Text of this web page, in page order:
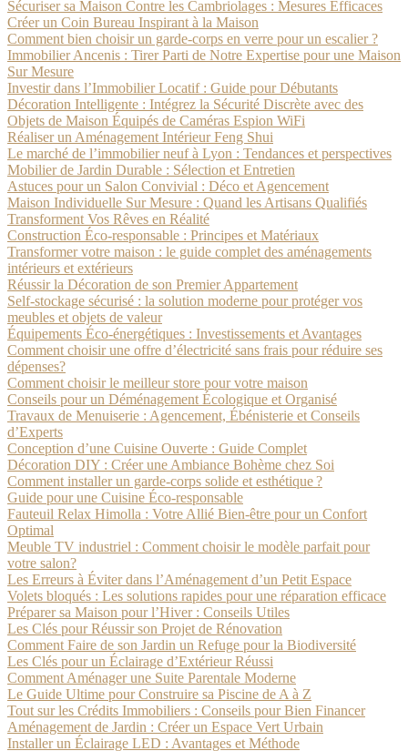
Sécuriser sa Maison Contre les Cambriolages : Mesures Efficaces
Créer un Coin Bureau Inspirant à la Maison
Comment bien choisir un garde-corps en verre pour un escalier ?
Immobilier Ancenis : Tirer Parti de Notre Expertise pour une Maison
Sur Mesure
Investir dans l’Immobilier Locatif : Guide pour Débutants
Décoration Intelligente : Intégrez la Sécurité Discrète avec des
Objets de Maison Équipés de Caméras Espion WiFi
Réaliser un Aménagement Intérieur Feng Shui
Le marché de l’immobilier neuf à Lyon : Tendances et perspectives
Mobilier de Jardin Durable : Sélection et Entretien
Astuces pour un Salon Convivial : Déco et Agencement
Maison Individuelle Sur Mesure : Quand les Artisans Qualifiés
Transforment Vos Rêves en Réalité
Construction Éco-responsable : Principes et Matériaux
Transformer votre maison : le guide complet des aménagements
intérieurs et extérieurs
Réussir la Décoration de son Premier Appartement
Self-stockage sécurisé : la solution moderne pour protéger vos
meubles et objets de valeur
Équipements Éco-énergétiques : Investissements et Avantages
Comment choisir une offre d’électricité sans frais pour réduire ses
dépenses?
Comment choisir le meilleur store pour votre maison
Conseils pour un Déménagement Écologique et Organisé
Travaux de Menuiserie : Agencement, Ébénisterie et Conseils
d’Experts
Conception d’une Cuisine Ouverte : Guide Complet
Décoration DIY : Créer une Ambiance Bohème chez Soi
Comment installer un garde-corps solide et esthétique ?
Guide pour une Cuisine Éco-responsable
Fauteuil Relax Himolla : Votre Allié Bien-être pour un Confort
Optimal
Meuble TV industriel : Comment choisir le modèle parfait pour
votre salon?
Les Erreurs à Éviter dans l’Aménagement d’un Petit Espace
Volets bloqués : Les solutions rapides pour une réparation efficace
Préparer sa Maison pour l’Hiver : Conseils Utiles
Les Clés pour Réussir son Projet de Rénovation
Comment Faire de son Jardin un Refuge pour la Biodiversité
Les Clés pour un Éclairage d’Extérieur Réussi
Comment Aménager une Suite Parentale Moderne
Le Guide Ultime pour Construire sa Piscine de A à Z
Tout sur les Crédits Immobiliers : Conseils pour Bien Financer
Aménagement de Jardin : Créer un Espace Vert Urbain
Installer un Éclairage LED : Avantages et Méthode